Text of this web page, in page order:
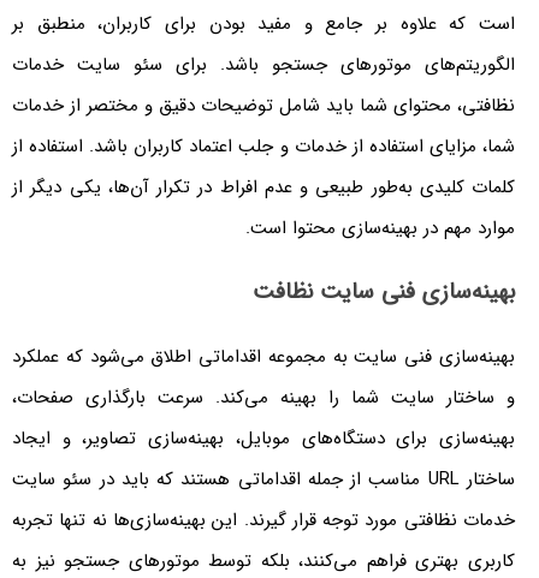
است که علاوه بر جامع و مفید بودن برای کاربران، منطبق بر
الگوریتم‌های موتورهای جستجو باشد. برای سئو سایت خدمات
نظافتی، محتوای شما باید شامل توضیحات دقیق و مختصر از خدمات
شما، مزایای استفاده از خدمات و جلب اعتماد کاربران باشد. استفاده از
کلمات کلیدی به‌طور طبیعی و عدم افراط در تکرار آن‌ها، یکی دیگر از
موارد مهم در بهینه‌سازی محتوا است.
بهینه‌سازی فنی سایت نظافت
بهینه‌سازی فنی سایت به مجموعه اقداماتی اطلاق می‌شود که عملکرد
و ساختار سایت شما را بهینه می‌کند. سرعت بارگذاری صفحات،
بهینه‌سازی برای دستگاه‌های موبایل، بهینه‌سازی تصاویر، و ایجاد
ساختار URL مناسب از جمله اقداماتی هستند که باید در سئو سایت
خدمات نظافتی مورد توجه قرار گیرند. این بهینه‌سازی‌ها نه تنها تجربه
کاربری بهتری فراهم می‌کنند، بلکه توسط موتورهای جستجو نیز به